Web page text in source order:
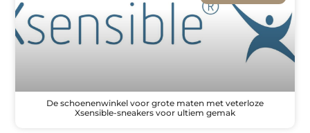
De schoenenwinkel voor grote maten met veterloze
Xsensible-sneakers voor ultiem gemak